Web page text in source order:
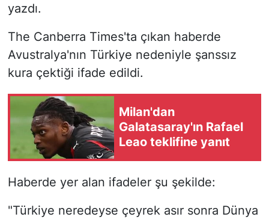
yazdı.
The Canberra Times'ta çıkan haberde
Avustralya'nın Türkiye nedeniyle şanssız
kura çektiği ifade edildi.
Milan'dan
Galatasaray'ın Rafael
Leao teklifine yanıt
Haberde yer alan ifadeler şu şekilde:
"Türkiye neredeyse çeyrek asır sonra Dünya